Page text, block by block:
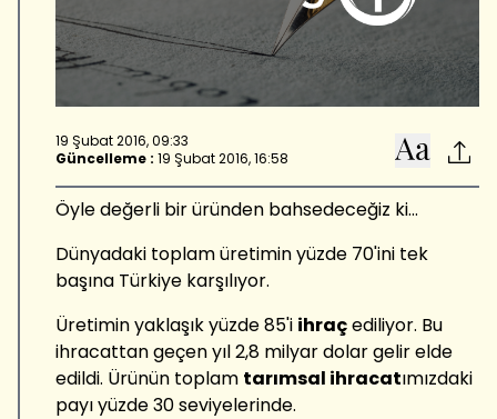
19 Şubat 2016, 09:33
Güncelleme : 19 Şubat 2016, 16:58
Öyle değerli bir üründen bahsedeceğiz ki...
Dünyadaki toplam üretimin yüzde 70'ini tek
başına Türkiye karşılıyor.
Üretimin yaklaşık yüzde 85'i ihraçediliyor. Bu
ihracattan geçen yıl 2,8 milyar dolar gelir elde
edildi. Ürünün toplam tarımsal ihracatımızdaki
payı yüzde 30 seviyelerinde.